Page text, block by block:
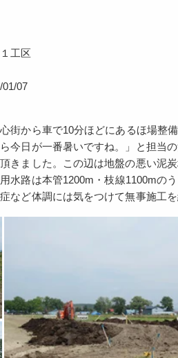
工区
07
街から車で10分ほどにあるほ場整
今日が一番暑いですね。」と担当
きました。この辺は地盤の悪い泥
水路は本管1200m・枝線1100mの
など体調には気をつけて無事施工